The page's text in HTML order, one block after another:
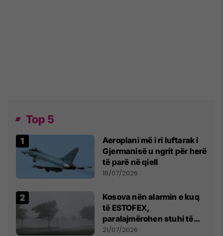
Top 5
Aeroplani më i ri luftarak i
Gjermanisë u ngrit për herë
të parë në qiell
16/07/2026
Kosova nën alarmin e kuq
të ESTOFEX,
paralajmërohen stuhi të
fuqishme me breshër dhe
21/07/2026